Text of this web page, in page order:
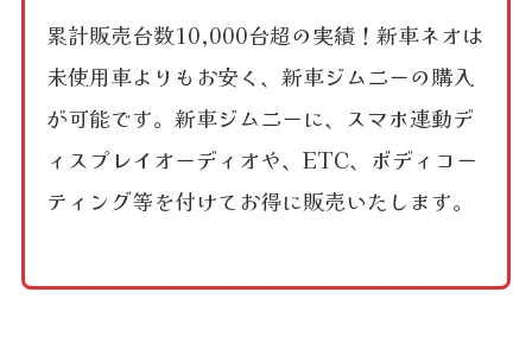
累計販売台数10,000台超の実績！新車ネオは
未使用車よりもお安く、新車ジムニーの購入
が可能です。新車ジムニーに、スマホ連動デ
ィスプレイオーディオや、ETC、ボディコー
ティング等を付けてお得に販売いたします。